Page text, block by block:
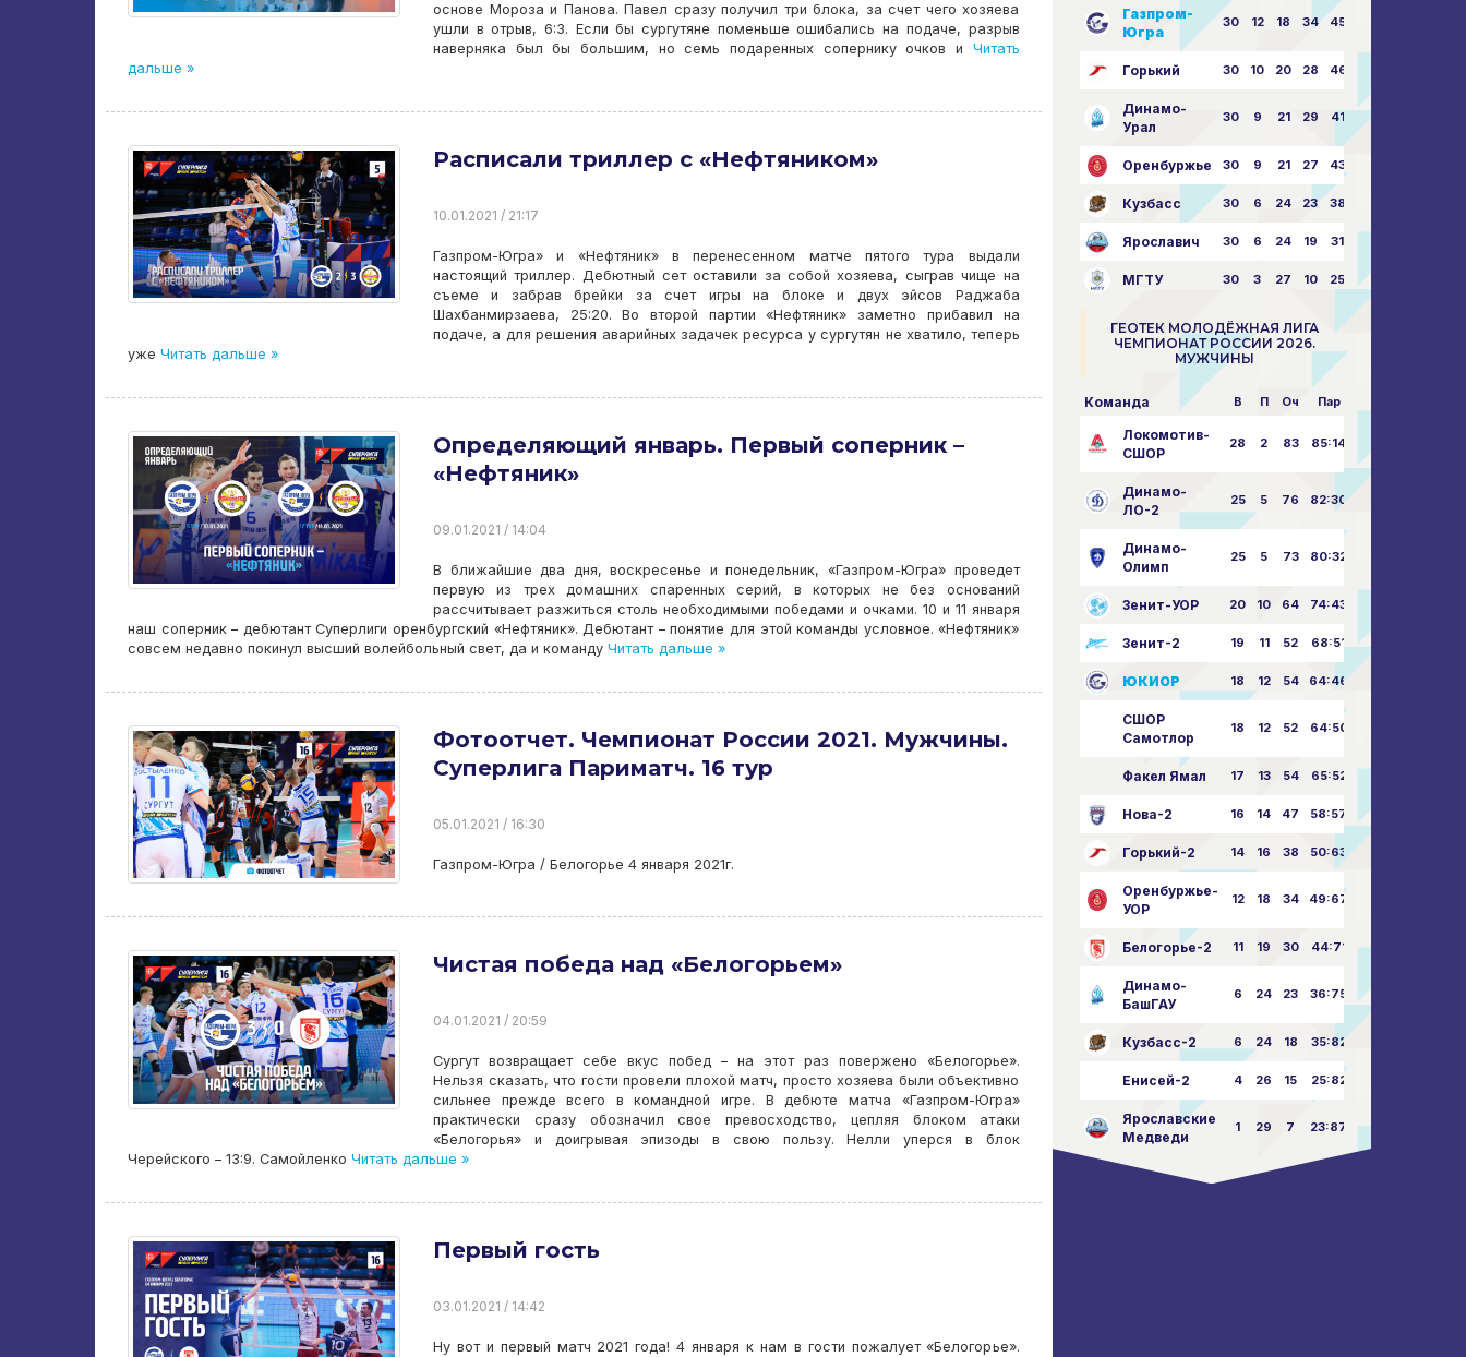
основе Мороза и Панова. Павел сразу получил три блока, за счет чего хозяева
ушли в отрыв, 6:3. Если бы сургутяне поменьше ошибались на подаче, разрыв
наверняка был бы большим, но семь подаренных сопернику очков и Читать
дальше »
Расписали триллер с «Нефтяником»
10.01.2021 / 21:17
Газпром-Югра» и «Нефтяник» в перенесенном матче пятого тура выдали
настоящий триллер. Дебютный сет оставили за собой хозяева, сыграв чище на
съеме и забрав брейки за счет игры на блоке и двух эйсов Раджаба
Шахбанмирзаева, 25:20. Во второй партии «Нефтяник» заметно прибавил на
подаче, а для решения аварийных задачек ресурса у сургутян не хватило, теперь
уже Читать дальше »
Определяющий январь. Первый соперник –
«Нефтяник»
09.01.2021 / 14:04
В ближайшие два дня, воскресенье и понедельник, «Газпром-Югра» проведет
первую из трех домашних спаренных серий, в которых не без оснований
рассчитывает разжиться столь необходимыми победами и очками. 10 и 11 января
наш соперник – дебютант Суперлиги оренбургский «Нефтяник». Дебютант – понятие для этой команды условное. «Нефтяник»
совсем недавно покинул высший волейбольный свет, да и команду Читать дальше »
Фотоотчет. Чемпионат России 2021. Мужчины.
Суперлига Париматч. 16 тур
05.01.2021 / 16:30
Газпром-Югра / Белогорье 4 января 2021г.
Чистая победа над «Белогорьем»
04.01.2021 / 20:59
Сургут возвращает себе вкус побед – на этот раз повержено «Белогорье».
Нельзя сказать, что гости провели плохой матч, просто хозяева были объективно
сильнее прежде всего в командной игре. В дебюте матча «Газпром-Югра»
практически сразу обозначил свое превосходство, цепляя блоком атаки
«Белогорья» и доигрывая эпизоды в свою пользу. Нелли уперся в блок
Черейского – 13:9. Самойленко Читать дальше »
Первый гость
03.01.2021 / 14:42
Ну вот и первый матч 2021 года! 4 января к нам в гости пожалует «Белогорье».
Газпром-
Югра
30 12 18 34 45:63
Горький 30 10 20 28 46:73
Динамо-
Урал
30 9 21 29 41:70
Оренбуржье 30 9 21 27 43:73
Кузбасс 30 6 24 23 38:76
Ярославич 30 6 24 19 31:80
МГТУ 30 3 27 10 25:87
ГЕОТЕК МОЛОДЁЖНАЯ ЛИГА
ЧЕМПИОНАТ РОССИИ 2026.
МУЖЧИНЫ
Команда В П Оч Пар
Локомотив-
СШОР
28 2 83 85:14
Динамо-
ЛО-2
25 5 76 82:30
Динамо-
Олимп
25 5 73 80:32
Зенит-УОР 20 10 64 74:43
Зенит-2 19 11 52 68:51
ЮКИОР 18 12 54 64:46
СШОР
Самотлор
18 12 52 64:50
Факел Ямал 17 13 54 65:52
Нова-2 16 14 47 58:57
Горький-2 14 16 38 50:63
Оренбуржье-
УОР
12 18 34 49:67
Белогорье-2 11 19 30 44:71
Динамо-
БашГАУ
6 24 23 36:75
Кузбасс-2 6 24 18 35:82
Енисей-2 4 26 15 25:82
Ярославские
Медведи
1 29 7 23:87